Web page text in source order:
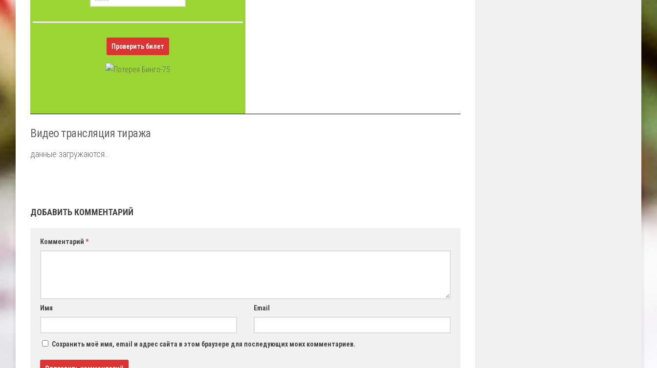
Проверить билет
Видео трансляция тиража
данные загружаются…
ДОБАВИТЬ КОММЕНТАРИЙ
Комментарий *
Имя Email
Сохранить моё имя, email и адрес сайта в этом браузере для последующих моих комментариев.